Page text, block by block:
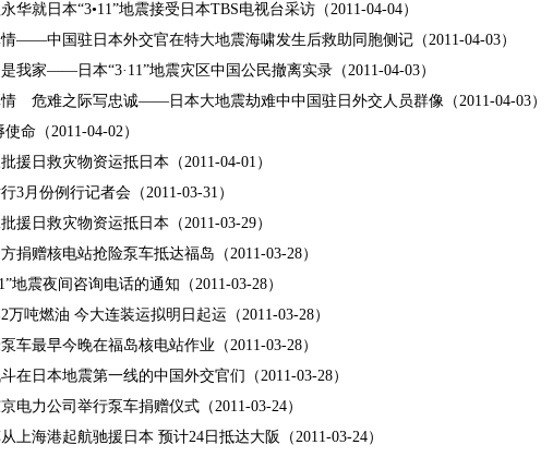
华就日本“3•11”地震接受日本TBS电视台采访（2011-04-04）
——中国驻日本外交官在特大地震海啸发生后救助同胞侧记（2011-04-03）
我家——日本“3·11”地震灾区中国公民撤离实录（2011-04-03）
危难之际写忠诚——日本大地震劫难中中国驻日外交人员群像（2011-04-03）
命（2011-04-02）
援日救灾物资运抵日本（2011-04-01）
3月份例行记者会（2011-03-31）
援日救灾物资运抵日本（2011-03-29）
捐赠核电站抢险泵车抵达福岛（2011-03-28）
地震夜间咨询电话的通知（2011-03-28）
万吨燃油 今大连装运拟明日起运（2011-03-28）
车最早今晚在福岛核电站作业（2011-03-28）
在日本地震第一线的中国外交官们（2011-03-28）
电力公司举行泵车捐赠仪式（2011-03-24）
上海港起航驰援日本 预计24日抵达大阪（2011-03-24）